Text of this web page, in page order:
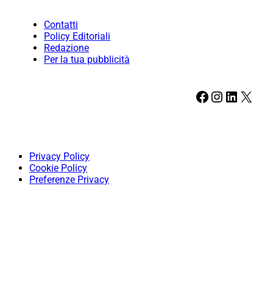
Contatti
Policy Editoriali
Redazione
Per la tua pubblicità
Facebook Instagram LinkedIn X
Privacy Policy
Cookie Policy
Preferenze Privacy